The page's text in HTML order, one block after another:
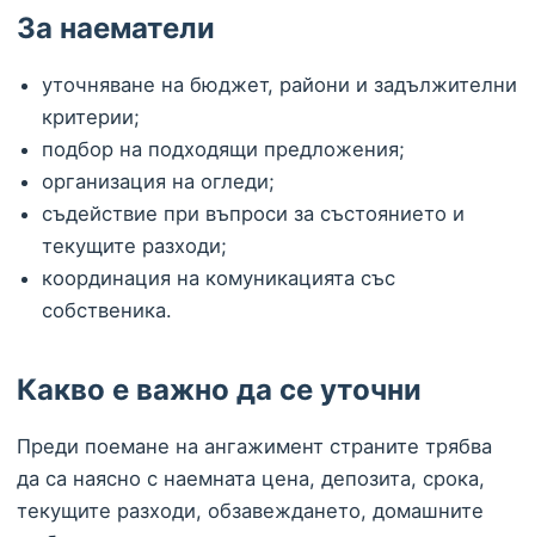
За наематели
уточняване на бюджет, райони и задължителни
критерии;
подбор на подходящи предложения;
организация на огледи;
съдействие при въпроси за състоянието и
текущите разходи;
координация на комуникацията със
собственика.
Какво е важно да се уточни
Преди поемане на ангажимент страните трябва
да са наясно с наемната цена, депозита, срока,
текущите разходи, обзавеждането, домашните